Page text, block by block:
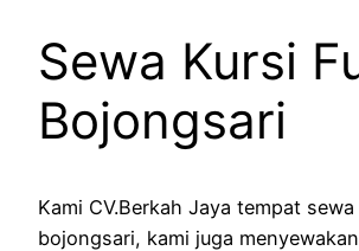
Sewa Kursi
Bojongsari
Kami CV.Berkah Jaya tempat
bojongsari, kami juga